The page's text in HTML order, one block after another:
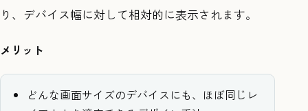
り、デバイス幅に対して相対的に表示されます。
メリット
どんな画面サイズのデバイスにも、ほぼ同じレ